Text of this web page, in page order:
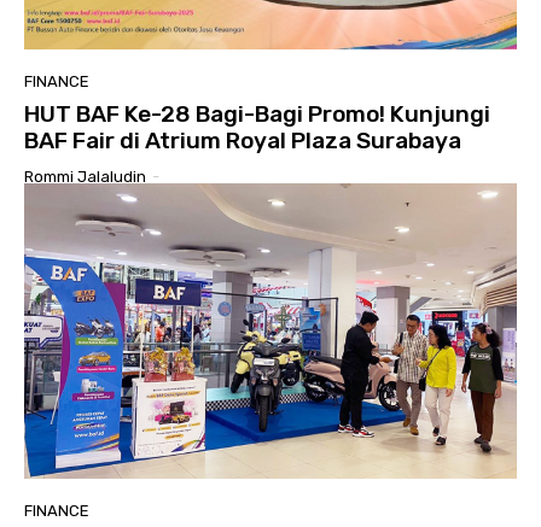
FINANCE
HUT BAF Ke-28 Bagi-Bagi Promo! Kunjungi
BAF Fair di Atrium Royal Plaza Surabaya
Rommi Jalaludin -
FINANCE